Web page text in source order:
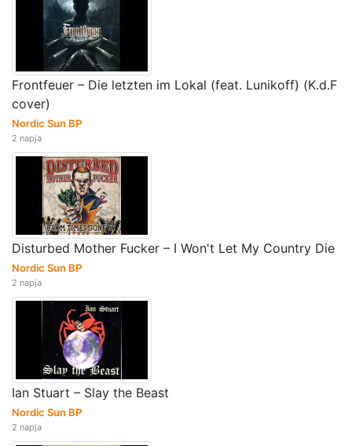
Frontfeuer – Die letzten im Lokal (feat. Lunikoff) (K.d.F
cover)
Nordic Sun BP
2 napja
Disturbed Mother Fucker – I Won't Let My Country Die
Nordic Sun BP
2 napja
Ian Stuart – Slay the Beast
Nordic Sun BP
2 napja